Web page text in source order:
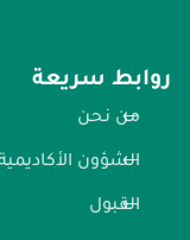
روابط سريعة
من نحن
الشؤون
القبول